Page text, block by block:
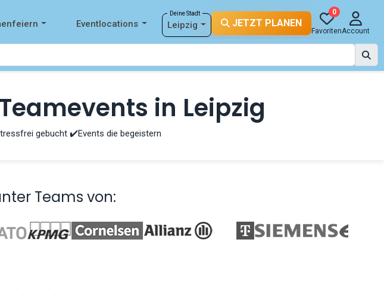
Eventlocations
Deine Stadt
Leipzig JETZT PLANEN
0
FavoritenAccount
in Leipzig
gebucht ✔️Events die begeistern
Teams von: